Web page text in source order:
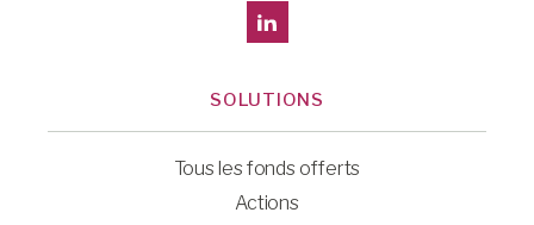
SOLUTIONS
Tous les fonds offerts
Actions